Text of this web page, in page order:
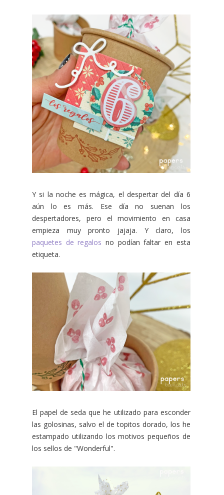
Y si la noche es mágica, el despertar del día 6
aún lo es más. Ese día no suenan los
despertadores, pero el movimiento en casa
empieza muy pronto jajaja. Y claro, los
paquetes de regalos no podían faltar en esta
etiqueta.
El papel de seda que he utilizado para esconder
las golosinas, salvo el de topitos dorado, los he
estampado utilizando los motivos pequeños de
los sellos de "Wonderful".